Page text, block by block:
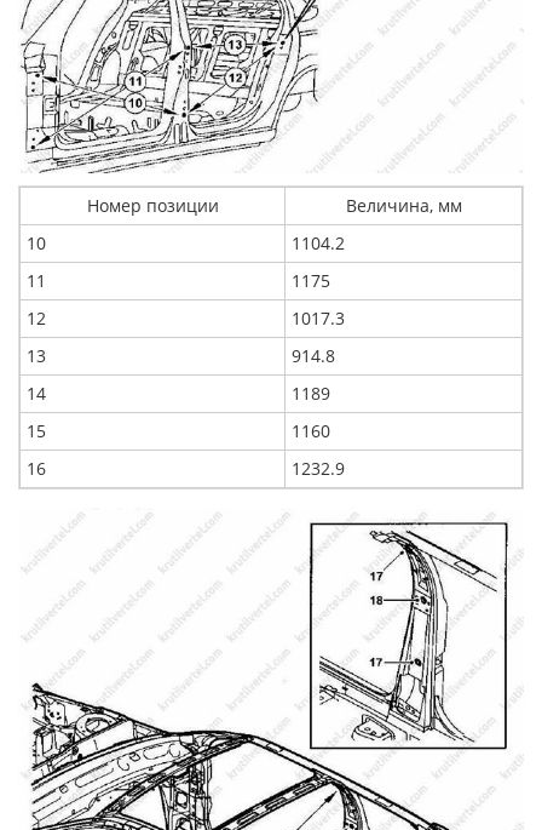
Номер позиции
Величина, мм
10
1104.2
11
1175
12
1017.3
13
914.8
14
1189
15
1160
16
1232.9